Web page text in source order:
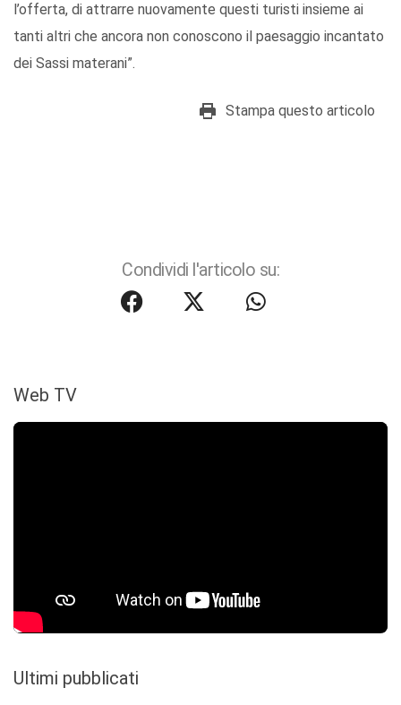
l’offerta, di attrarre nuovamente questi turisti insieme ai
tanti altri che ancora non conoscono il paesaggio incantato
dei Sassi materani”.
Stampa questo articolo
Condividi l'articolo su:
Web TV
Ultimi pubblicati